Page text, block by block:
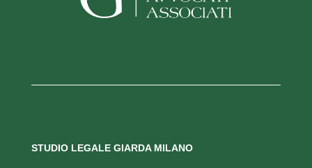
STUDIO LEGALE GIARDA MILANO